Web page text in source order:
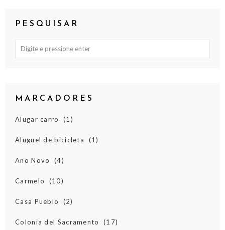
PESQUISAR
MARCADORES
Alugar carro (1)
Aluguel de bicicleta (1)
Ano Novo (4)
Carmelo (10)
Casa Pueblo (2)
Colonia del Sacramento (17)